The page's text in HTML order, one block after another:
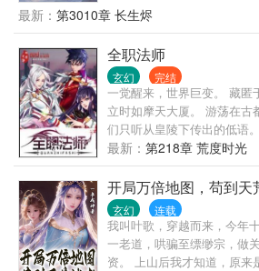
到浩瀚无垠的修仙界，觉醒
头长生灵兽为伴。 我陈浔对
想招惹任何人，只想带着老
经意，他露出了腰间的三把
露出了那十六块腹肌。 他缓
阴沉微笑：“我陈浔和老牛
颤抖了，他套……套上了。
被激发，像是被加成了数千
穹，万灵寂灭…… “阁下虽然
最新： 第3010章 长生烬
全职法师
玄幻 完结
一觉醒来，世界巨变。 藏匿
立时如摩天大厦。 游荡在古
们只听从皇陵下传出的低语
它和它的部众始终觊觎着东
驯龙世家。 希腊帕特农圣山
被誉为水系魔法之都。 奈斯
兰山风与雨侵蚀出的岩纹，
数万年来凝视着上苍。
最新： 第218章 荒度时光
开局万倍地图，苟到天
玄幻 连载
我叫叶歌，穿越而来，今年
一老道，哄骗至缥缈宗，做
资。 上山后我才知道，原来